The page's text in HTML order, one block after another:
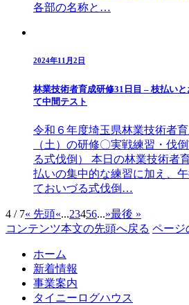
各部の名称と…
2024年11月2日
林業技術者育成研修31日目 – 枝払い
て中間テスト
令和６年度埼玉県林業技術者育
（土）の研修〇実戦練習・伐
る式伐倒） 本日の林業技術者
払いの集中的な練習に加え、
ておいづる式伐倒…
4 / 7« 先頭«...23456...»最後 »
コンテンツ本文の先頭へ戻る ページ
ホーム
新着情報
事業案内
タイニーログハウス